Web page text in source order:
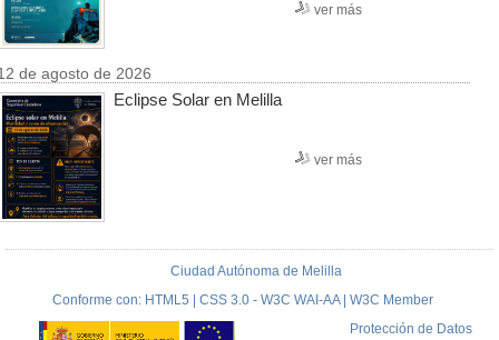
ver más
de agosto de 2026
Eclipse Solar en Melilla
ver más
Ciudad Autónoma de Melilla
Conforme con: HTML5 | CSS 3.0 - W3C WAI-AA | W3C Member
Protección de Datos